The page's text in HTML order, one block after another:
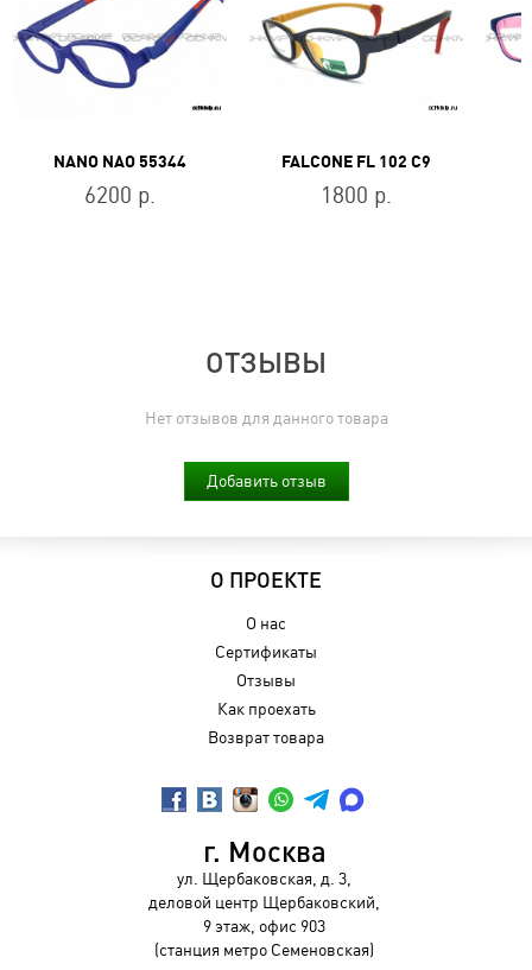
NANO NAO 55344
6200 р.
FALCONE FL 102 C9
1800 р.
ОТЗЫВЫ
Нет отзывов для данного товара
Добавить отзыв
О ПРОЕКТЕ
О нас
Сертификаты
Отзывы
Как проехать
Возврат товара
г. Москва
ул. Щербаковская, д. 3,
деловой центр Щербаковский,
9 этаж, офис 903
(станция метро Семеновская)